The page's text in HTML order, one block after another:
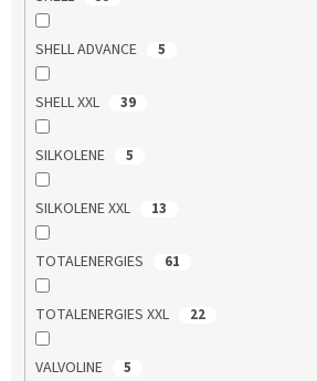
SHELL ADVANCE 5
SHELL XXL 39
SILKOLENE 5
SILKOLENE XXL 13
TOTALENERGIES 61
TOTALENERGIES XXL 22
VALVOLINE 5